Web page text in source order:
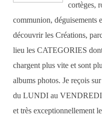
cortèges,
communion, déguisements
découvrir les Créations,
lieu les CATEGORIES
chargent plus vite et sont
albums photos. Je reçois
du LUNDI au VENDREDI
et très exceptionnellement